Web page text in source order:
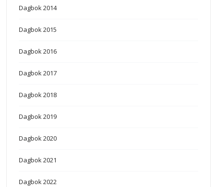
Dagbok 2014
Dagbok 2015
Dagbok 2016
Dagbok 2017
Dagbok 2018
Dagbok 2019
Dagbok 2020
Dagbok 2021
Dagbok 2022